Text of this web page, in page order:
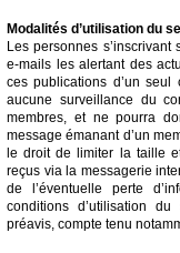
Modalités d’utilisation du
Les personnes
e-mails les alertant des
ces publications d’un seul
aucune surveillance du
membres, et ne pourra
message émanant d’un
le droit de limiter la taille
reçus via la messagerie
de l’éventuelle perte
conditions d’utilisation
préavis, compte tenu